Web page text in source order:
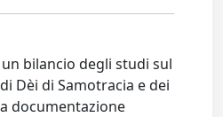
bilancio degli studi sul
Dèi di Samotracia e dei
documentazione